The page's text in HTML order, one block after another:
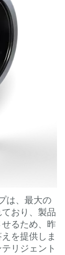
は、最大の
おり、製品
るため、昨
を提供しま
リジェント